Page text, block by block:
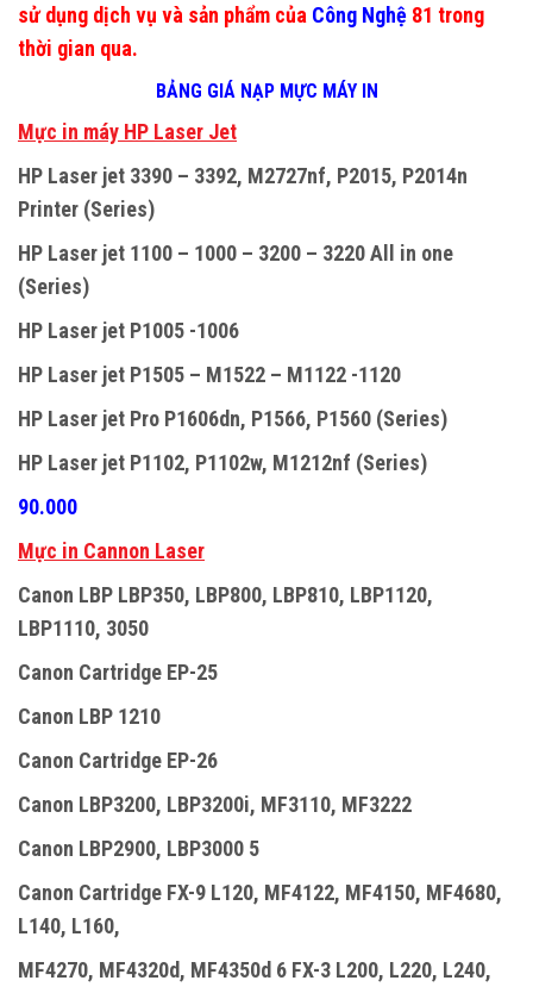
sử dụng dịch vụ và sản phẩm của Công Nghệ 81 trong
thời gian qua.
BẢNG GIÁ NẠP MỰC MÁY IN
Mực in máy HP Laser Jet
HP Laser jet 3390 – 3392, M2727nf, P2015, P2014n
Printer (Series)
HP Laser jet 1100 – 1000 – 3200 – 3220 All in one
(Series)
HP Laser jet P1005 -1006
HP Laser jet P1505 – M1522 – M1122 -1120
HP Laser jet Pro P1606dn, P1566, P1560 (Series)
HP Laser jet P1102, P1102w, M1212nf (Series)
90.000
Mực in Cannon Laser
Canon LBP LBP350, LBP800, LBP810, LBP1120,
LBP1110, 3050
Canon Cartridge EP-25
Canon LBP 1210
Canon Cartridge EP-26
Canon LBP3200, LBP3200i, MF3110, MF3222
Canon LBP2900, LBP3000 5
Canon Cartridge FX-9 L120, MF4122, MF4150, MF4680,
L140, L160,
MF4270, MF4320d, MF4350d 6 FX-3 L200, L220, L240,